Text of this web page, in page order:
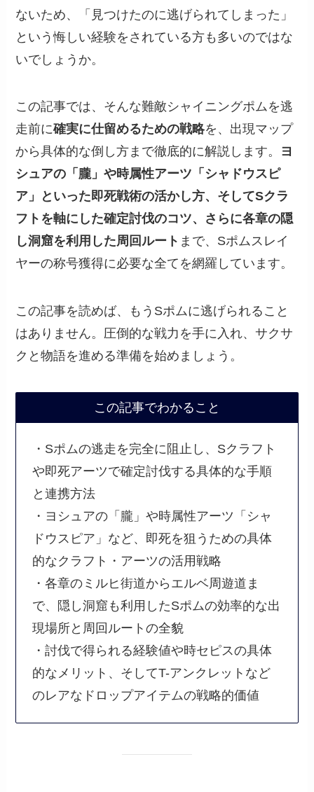
ないため、「見つけたのに逃げられてしまった」
という悔しい経験をされている方も多いのではな
いでしょうか。
この記事では、そんな難敵シャイニングポムを逃
走前に確実に仕留めるための戦略を、出現マップ
から具体的な倒し方まで徹底的に解説します。 ヨ
シュアの「朧」や時属性アーツ「シャドウスピ
ア」といった即死戦術の活かし方、そしてSクラ
フトを軸にした確定討伐のコツ、さらに各章の隠
し洞窟を利用した周回ルート まで、Sポムスレイ
ヤーの称号獲得に必要な全てを網羅しています。
この記事を読めば、もうSポムに逃げられること
はありません。圧倒的な戦力を手に入れ、サクサ
クと物語を進める準備を始めましょう。
この記事でわかること
・Sポムの逃走を完全に阻止し、Sクラフト
や即死アーツで確定討伐する具体的な手順
と連携方法
・ヨシュアの「朧」や時属性アーツ「シャ
ドウスピア」など、即死を狙うための具体
的なクラフト・アーツの活用戦略
・各章のミルヒ街道からエルベ周遊道ま
で、隠し洞窟も利用したSポムの効率的な出
現場所と周回ルートの全貌
・討伐で得られる経験値や時セピスの具体
的なメリット、そしてT-アンクレットなど
のレアなドロップアイテムの戦略的価値